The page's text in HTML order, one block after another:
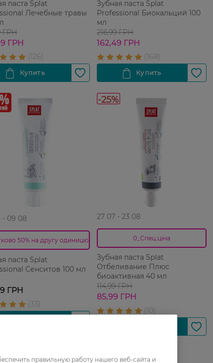
паста Splat
Лечебные травы
ГРН
ГРН
Зубная паста Splat
Professional Биокальций 100
мл
216,99 ГРН
162,49 ГРН
- 09 08
50% на другу одиницю
паста Splat
Сенситов 100 мл
ГРН
-25%
27 07 - 23 08
0_Спец.ціна
Зубная паста Splat
Отбеливание Плюс
биоактивная 40 мл
114,99 ГРН
85,99 ГРН
правильную работу нашего веб-сайта и